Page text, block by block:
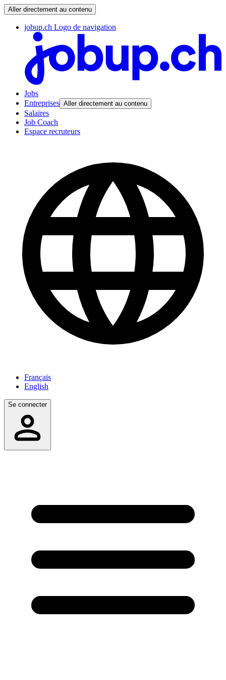
Aller directement au contenu
jobup.ch Logo de navigation
Jobs
Entreprises Aller directement au contenu
Salaires
Job Coach
Espace recruteurs
Français
English
Se connecter